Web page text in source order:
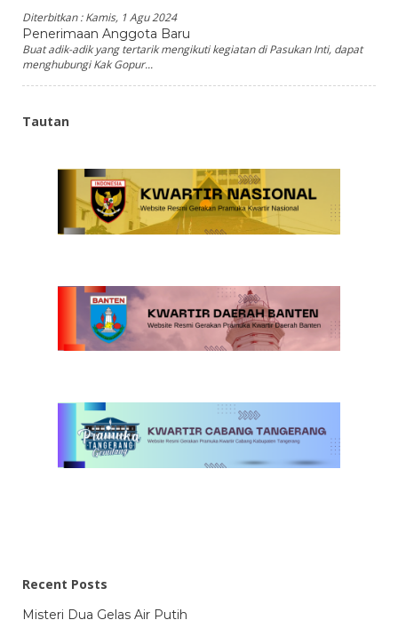
Diterbitkan :Kamis, 1 Agu 2024
Penerimaan Anggota Baru
Buat adik-adik yang tertarik mengikuti kegiatan di Pasukan Inti, dapat
menghubungi Kak Gopur...
Tautan
Recent Posts
Misteri Dua Gelas Air Putih